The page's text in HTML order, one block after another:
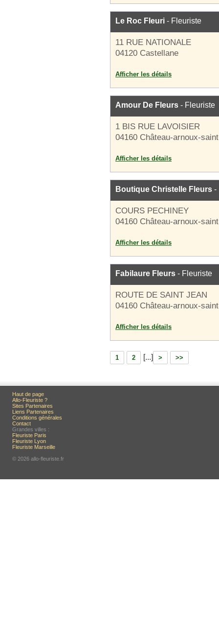
Le Roc Fleuri - Fleuriste
11 RUE NATIONALE
04120 Castellane
Afficher les détails
Amour De Fleurs - Fleuriste
1 BIS RUE LAVOISIER
04160 Château-arnoux-
Afficher les détails
Boutique Christelle Fleurs -
COURS PECHINEY
04160 Château-arnoux-
Afficher les détails
Fabilaure Fleurs - Fleuriste
ROUTE DE SAINT JEAN
04160 Château-arnoux-
Afficher les détails
1 2 [...] > >>
Haut de page
Allo-Fleuriste ?
Sites Partenaires
Liens Partenaires
Conditions générales
Contact
Grandes villes :
Fleuriste Paris
Fleuriste Lyon
Fleuriste Marseille
© 2026 allo-fleuriste.fr